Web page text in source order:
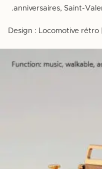
anniversaires, Saint-